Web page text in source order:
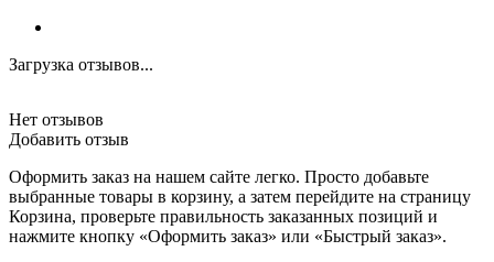
Загрузка отзывов...
Нет отзывов
Добавить отзыв
Оформить заказ на нашем сайте легко. Просто добавьте
выбранные товары в корзину, а затем перейдите на страницу
Корзина, проверьте правильность заказанных позиций и
нажмите кнопку «Оформить заказ» или «Быстрый заказ».